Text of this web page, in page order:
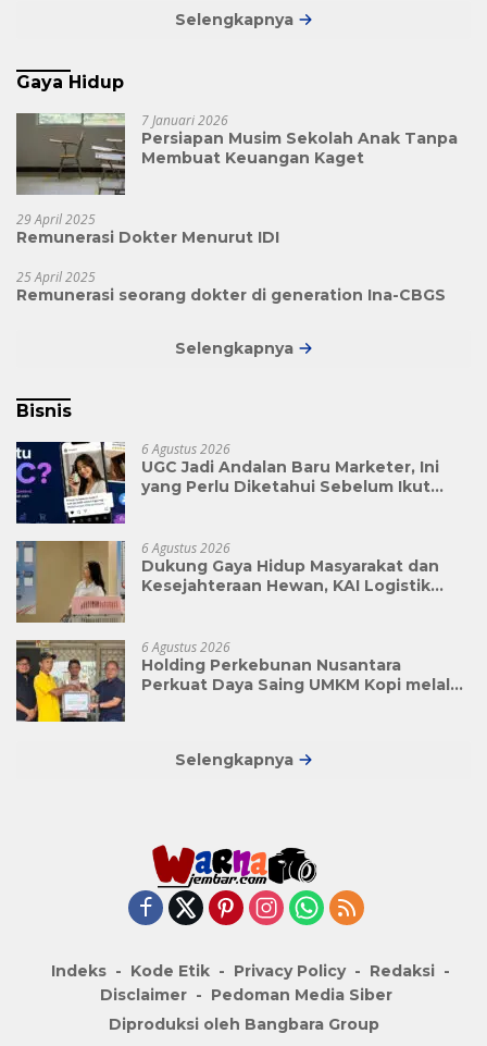
Selengkapnya
Gaya Hidup
7 Januari 2026
Persiapan Musim Sekolah Anak Tanpa
Membuat Keuangan Kaget
29 April 2025
Remunerasi Dokter Menurut IDI
25 April 2025
Remunerasi seorang dokter di generation Ina-CBGS
Selengkapnya
Bisnis
6 Agustus 2026
UGC Jadi Andalan Baru Marketer, Ini
yang Perlu Diketahui Sebelum Ikut
6 Agustus 2026
Dukung Gaya Hidup Masyarakat dan
Kesejahteraan Hewan, KAI Logistik
6 Agustus 2026
Holding Perkebunan Nusantara
Perkuat Daya Saing UMKM Kopi melalui
Selengkapnya
Indeks Kode Etik Privacy Policy
Redaksi
Disclaimer
Pedoman Media Siber
Diproduksi oleh Bangbara Group